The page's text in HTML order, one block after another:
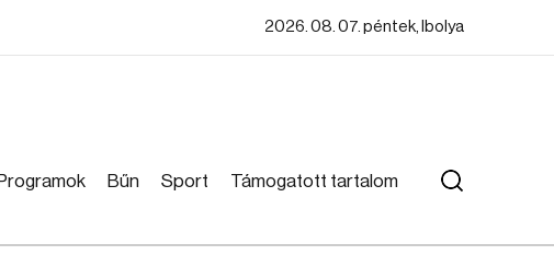
2026. 08. 07. péntek, Ibolya
Programok Bűn Sport Támogatott tartalom